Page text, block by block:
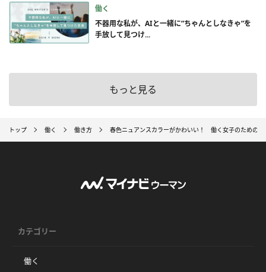
働く
不器用な私が、AIと一緒に”ちゃんとしなきゃ”を
手放して見つけ...
もっと見る
トップ 働く 働き方 春色ニュアンスカラーがかわいい！ 働く女子のための
カテゴリー
働く